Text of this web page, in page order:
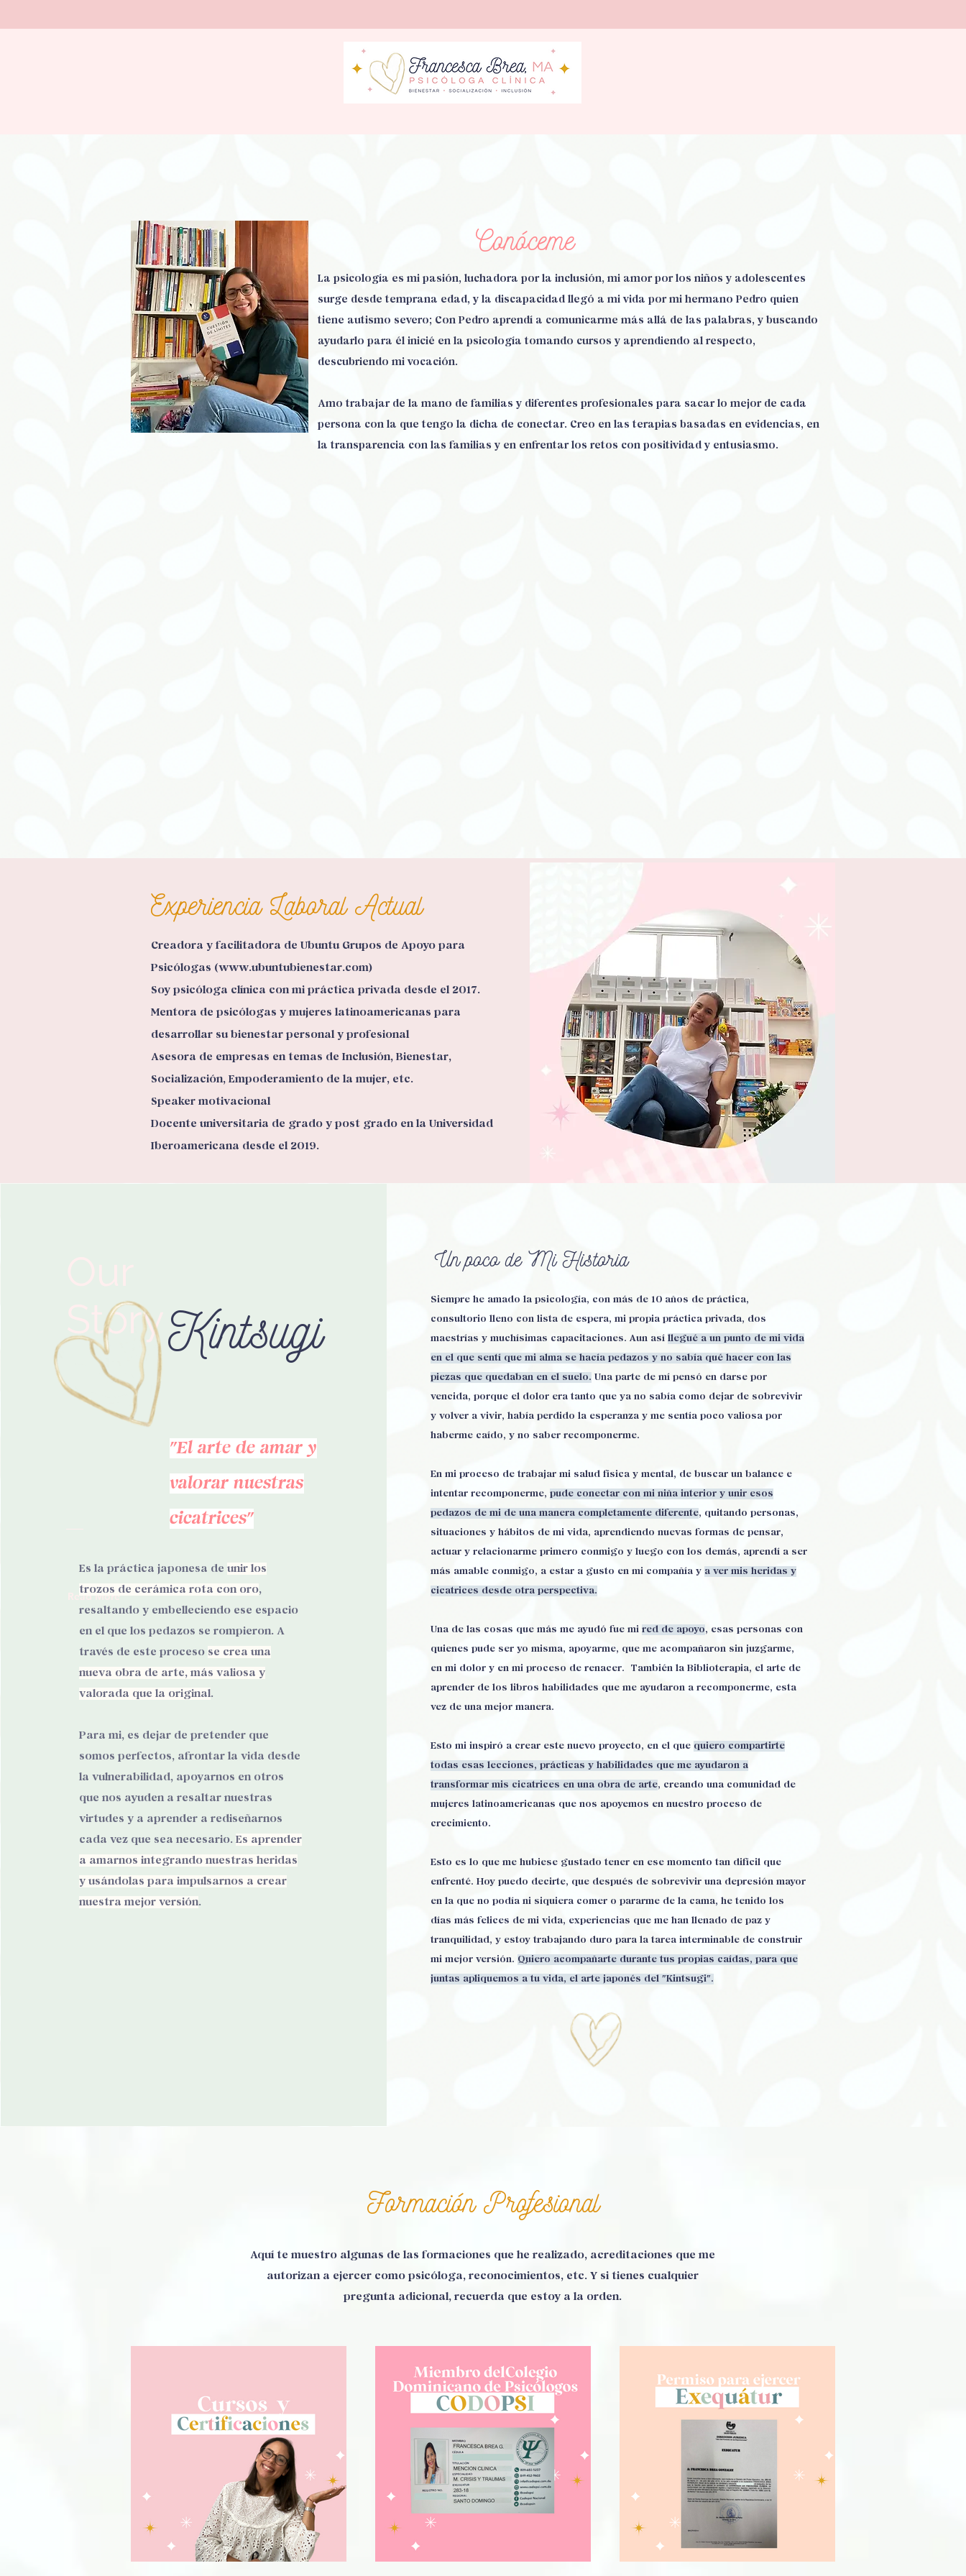
Conóceme
La psicología es mi pasión, luchadora por la inclusión, mi amor por los niños y adolescentes
surge desde temprana edad, y la discapacidad llegó a mi vida por mi hermano Pedro quien
tiene autismo severo; Con Pedro aprendí a comunicarme más allá de las palabras, y buscando
ayudarlo para él inicié en la psicología tomando cursos y aprendiendo al respecto,
descubriendo mi vocación.
Amo trabajar de la mano de familias y diferentes profesionales para sacar lo mejor de cada
persona con la que tengo la dicha de conectar. Creo en las terapias basadas en evidencias, en
la transparencia con las familias y en enfrentar los retos con positividad y entusiasmo.
Experiencia Laboral Actual
Creadora y facilitadora de Ubuntu Grupos de Apoyo para
Psicólogas (www.ubuntubienestar.com)
Soy psicóloga clínica con mi práctica privada desde el 2017.
Mentora de psicólogas y mujeres latinoamericanas para
desarrollar su bienestar personal y profesional
Asesora de empresas en temas de Inclusión, Bienestar,
Socialización, Empoderamiento de la mujer, etc.
Speaker motivacional
Docente universitaria de grado y post grado en la Universidad
Iberoamericana desde el 2019.
StoryKintsugi
"El arte de amar y
valorar nuestras
cicatrices"
Read More
Es la práctica japonesa deunir los
trozos de cerámica rota con oro,
resaltando y embelleciendo ese espacio
en el que los pedazos se rompieron. A
través de este proceso se crea una
nueva obra de arte, más valiosa y
valorada que la original.
Para mi, es dejar de pretender que
somos perfectos, afrontar la vida desde
la vulnerabilidad, apoyarnos en otros
que nos ayuden a resaltar nuestras
virtudes y a aprender a rediseñarnos
cada vez que sea necesario.Es aprender
a amarnos integrando nuestras heridas
y usándolas para impulsarnos a crear
nuestra mejor versión.
Un poco de Mi Historia
Siempre he amado la psicología, con más de 10 años de práctica,
consultorio lleno con lista de espera, mi propia práctica privada, dos
maestrías y muchísimas capacitaciones. Aun asíllegué a un punto de mi vida
en el que sentí que mi alma se hacía pedazos y no sabía qué hacer con las
piezas que quedaban en el suelo. Una parte de mí pensó en darse por
vencida, porque el dolor era tanto que ya no sabía como dejar de sobrevivir
y volver a vivir, había perdido la esperanza y me sentía poco valiosa por
haberme caído, y no saber recomponerme.
En mi proceso de trabajar mi salud física y mental, de buscar un balance e
intentar recomponerme,pude conectar con mi niña interior y unir esos
pedazos de mi de una manera completamente diferente, quitando personas,
situaciones y hábitos de mi vida, aprendiendo nuevas formas de pensar,
actuar y relacionarme primero conmigo y luego con los demás, aprendí a ser
más amable conmigo, a estar a gusto en mi compañía y a ver mis heridas y
cicatrices desde otra perspectiva.
Una de las cosas que más me ayudó fue mired de apoyo, esas personas con
quienes pude ser yo misma, apoyarme, que me acompañaron sin juzgarme,
en mi dolor y en mi proceso de renacer. También la Biblioterapia, el arte de
aprender de los libros habilidades que me ayudaron a recomponerme, esta
vez de una mejor manera.
Esto mi inspiró a crear este nuevo proyecto, en el que quiero compartirte
todas esas lecciones, prácticas y habilidades que me ayudaron a
transformar mis cicatrices en una obra de arte, creando una comunidad de
mujeres latinoamericanas que nos apoyemos en nuestro proceso de
crecimiento.
Esto es lo que me hubiese gustado tener en ese momento tan difícil que
enfrenté. Hoy puedo decirte, que después de sobrevivir una depresión mayor
en la que no podía ni siquiera comer o pararme de la cama, he tenido los
días más felices de mi vida, experiencias que me han llenado de paz y
tranquilidad, y estoy trabajando duro para la tarea interminable de construir
mi mejor versión. Quiero acompañarte durante tus propias caídas, para que
juntas apliquemos a tu vida, el arte japonés del "Kintsugi".
Formación Profesional
Aquí te muestro algunas de las formaciones que he realizado, acreditaciones que me
autorizan a ejercer como psicóloga, reconocimientos, etc. Y si tienes cualquier
pregunta adicional, recuerda que estoy a la orden.